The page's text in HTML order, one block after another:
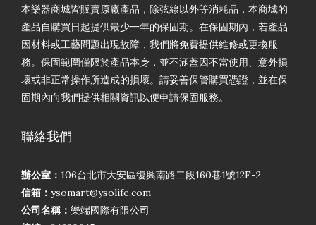
本樂器商城皆販賣原廠產品，除弦線以外等消耗品，本商城的
產品自購買日起提供最少一年的保固期。在保固期內，若產品
因材料或工藝問題出現故障，我們將免費提供維修或更換服
務。保固範圍僅限於產品本身，並不涵蓋因不當使用、意外損
壞或非正常操作所造成的損壞。請妥善保管購買憑證，並在保
固期內向我們提供相關資訊以便申請保固服務。
聯絡我們
辦公室： 106台北市大安區復興南路二段160巷1號12F-2
信箱： ysomart@ysolife.com
公司名稱： 樂端國際有限公司